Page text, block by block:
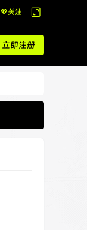
💖关注
换
到
宽
版
立即注册